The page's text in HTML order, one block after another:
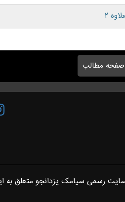
صفحه مطالب